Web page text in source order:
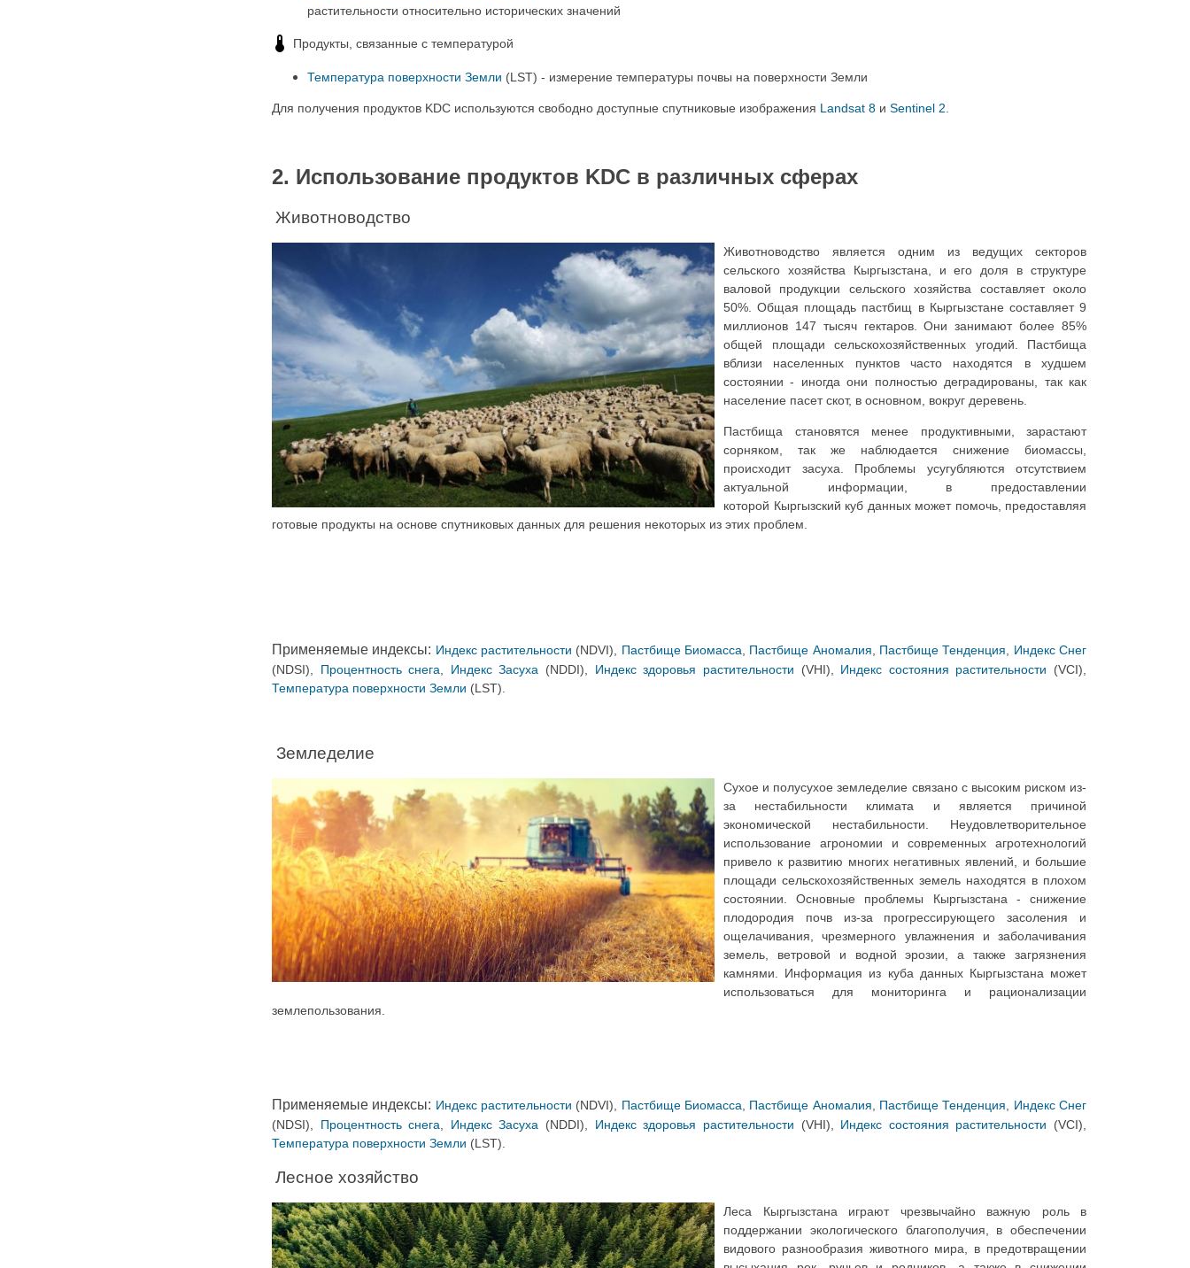
растительности относительно исторических значений
Продукты, связанные с температурой
Температура поверхности Земли (LST) - измерение температуры почвы на поверхности Земли
Для получения продуктов KDC используются свободно доступные спутниковые изображения Landsat 8 и Sentinel 2
2. Использование продуктов KDC в различных сферах
Животноводство
Животноводство является одним из ведущих секторов
сельского хозяйства Кыргызстана, и его доля в структуре
валовой продукции сельского хозяйства составляет около
50%. Общая площадь пастбищ в Кыргызстане составляет 9
миллионов 147 тысяч гектаров. Они занимают более 85%
общей площади сельскохозяйственных угодий. Пастбища
вблизи населенных пунктов часто находятся в худшем
состоянии - иногда они полностью деградированы, так как
население пасет скот, в основном, вокруг деревень.
Пастбища становятся менее продуктивными, зарастают
сорняком, так же наблюдается снижение биомассы,
происходит засуха. Проблемы усугубляются отсутствием
актуальной информации, в предоставлении
которой Кыргызский куб данных может помочь, предоставляя
готовые продукты на основе спутниковых данных для решения некоторых из этих проблем.
Применяемые индексы: Индекс растительности (NDVI), Пастбище Биомасса Пастбище Аномалия Пастбище Тенденция
Индекс Снег
(NDSI), Процентность снега Индекс Засуха (NDDI), Индекс здоровья растительности (VHI), Индекс состояния растительности (VCI),
Температура поверхности Земли (LST)
Земледелие
Сухое и полусухое земледелие связано с высоким риском из-
за нестабильности климата и является причиной
экономической нестабильности. Неудовлетворительное
использование агрономии и современных агротехнологий
привело к развитию многих негативных явлений, и большие
площади сельскохозяйственных земель находятся в плохом
состоянии. Основные проблемы Кыргызстана - снижение
плодородия почв из-за прогрессирующего засоления и
ощелачивания, чрезмерного увлажнения и заболачивания
земель, ветровой и водной эрозии, а также загрязнения
камнями. Информация из куба данных Кыргызстана может
использоваться для мониторинга и рационализации
землепользования
Применяемые индексы: Индекс растительности (NDVI), Пастбище Биомасса Пастбище Аномалия Пастбище Тенденция
Индекс Снег
(NDSI), Процентность снега Индекс Засуха (NDDI), Индекс здоровья растительности (VHI), Индекс состояния растительности (VCI),
Температура поверхности Земли (LST)
Лесное хозяйство
Леса Кыргызстана играют чрезвычайно важную роль в
поддержании экологического благополучия, в обеспечении
видового разнообразия животного мира, в предотвращении